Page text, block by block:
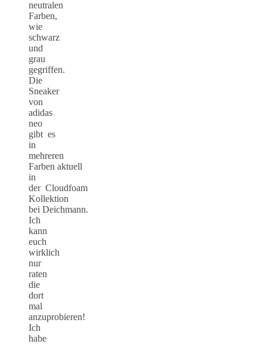
neutralen
Farben,
wie
schwarz
und
grau
gegriffen.
Die
Sneaker
von
adidas
neo
gibt es
in
mehreren
Farben aktuell
in
der Cloudfoam
Kollektion
bei Deichmann.
Ich
kann
euch
wirklich
nur
raten
die
dort
mal
anzuprobieren!
Ich
habe